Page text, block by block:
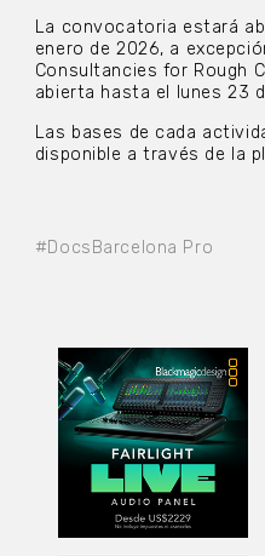
#DocsBarcelona Pro
La convocatoria estará
enero de 2026, a
Consultancies for Rough
abierta hasta el lunes 23
Las bases de cada
disponible a través de la